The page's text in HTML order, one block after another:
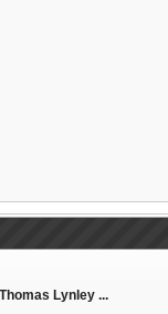
Lynley ...